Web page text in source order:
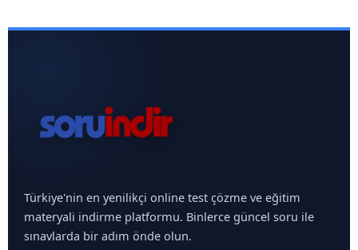
Türkiye'nin en yenilikçi online test çözme ve eğitim
materyali indirme platformu. Binlerce güncel soru ile
sınavlarda bir adım önde olun.